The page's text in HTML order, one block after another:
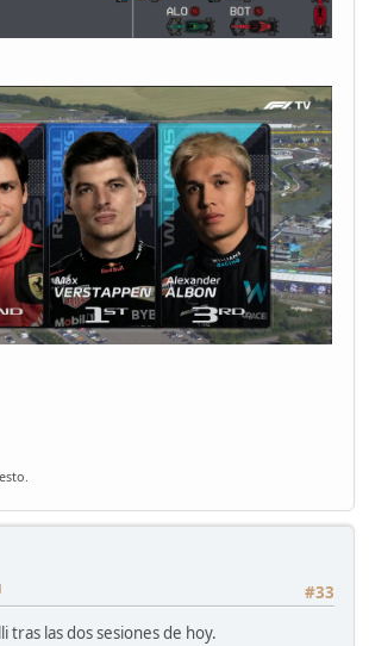
#33
tras las dos sesiones de hoy.